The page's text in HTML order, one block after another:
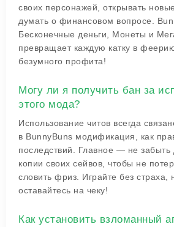
своих персонажей, открывать
думать о финансовом вопросе.
Бесконечные деньги, Монеты и
превращает каждую катку в
безумного профита!
Могу ли я получить бан за
этого мода?
Использование читов всегда
в BunnyBuns модификация, как
последствий. Главное — не забыть
копии своих сейвов, чтобы не
словить фриз. Играйте без страха,
оставайтесь на чеку!
Как установить взломанный